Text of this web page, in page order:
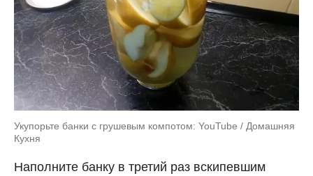
Укупорьте банки с грушевым компотом: YouTube / Домашняя
Кухня
Наполните банку в третий раз вскипевшим